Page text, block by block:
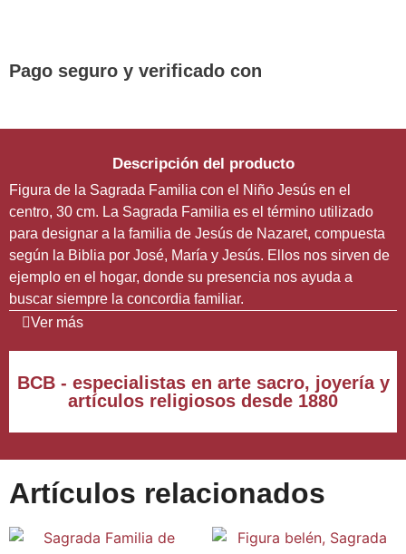
Pago seguro y verificado con
Descripción del producto
Figura de la Sagrada Familia con el Niño Jesús en el
centro, 30 cm. La Sagrada Familia es el término utilizado
para designar a la familia de Jesús de Nazaret, compuesta
según la Biblia por José, María y Jesús. Ellos nos sirven de
ejemplo en el hogar, donde su presencia nos ayuda a
buscar siempre la concordia familiar.
Ver más
BCB - especialistas en arte sacro, joyería y
artículos religiosos desde 1880
Artículos relacionados